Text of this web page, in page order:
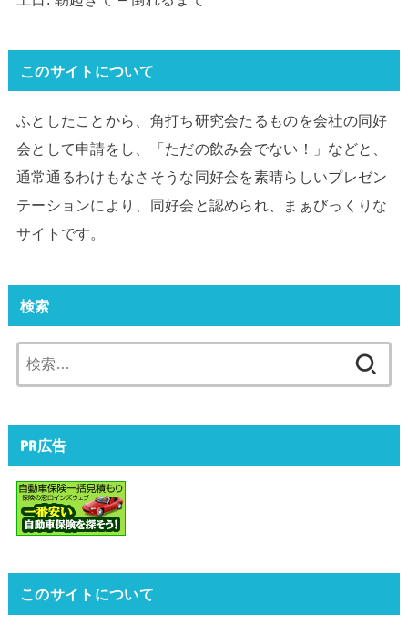
このサイトについて
ふとしたことから、角打ち研究会たるものを会社の同好
会として申請をし、「ただの飲み会でない！」などと、
通常通るわけもなさそうな同好会を素晴らしいプレゼン
テーションにより、同好会と認められ、まぁびっくりな
サイトです。
検索
索:
PR広告
このサイトについて